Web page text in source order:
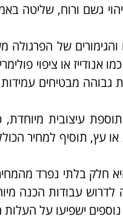
גשם ורוח, שליטה
והגימורים של
אנודייז או ציפוי
גבוהה מבטיחים
עיצובית מיוחדת,
או עץ, תוסיף למחיר
חלק בלתי נפרד
לדרוש עבודות הכנה
נוספים ישפיעו על